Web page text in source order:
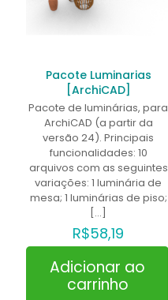
Pacote Luminarias
[ArchiCAD]
Pacote de luminárias, para
ArchiCAD (a partir da
versão 24). Principais
funcionalidades: 10
arquivos com as seguintes
variações: 1 luminária de
mesa; 1 luminárias de piso;
[…]
R$58,19
Adicionar ao
carrinho